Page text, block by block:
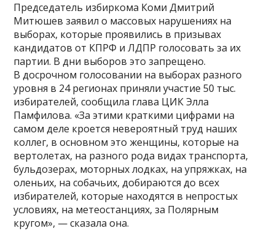
Председатель избиркома Коми Дмитрий
Митюшев заявил о массовых нарушениях на
выборах, которые проявились в призывах
кандидатов от КПРФ и ЛДПР голосовать за их
партии. В дни выборов это запрещено.
В досрочном голосовании на выборах разного
уровня в 24 регионах приняли участие 50 тыс.
избирателей, сообщила глава ЦИК Элла
Памфилова. «За этими краткими цифрами на
самом деле кроется невероятный труд наших
коллег, в основном это женщины, которые на
вертолетах, на разного рода видах транспорта,
бульдозерах, моторных лодках, на упряжках, на
оленьих, на собачьих, добираются до всех
избирателей, которые находятся в непростых
условиях, на метеостанциях, за Полярным
кругом», — сказала она.